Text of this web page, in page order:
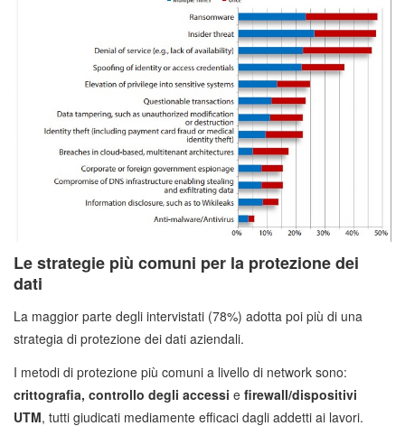
Le strategie più comuni per la protezione dei
dati
La maggior parte degli intervistati (78%) adotta poi più di una
strategia di protezione dei dati aziendali.
I metodi di protezione più comuni a livello di network sono:
crittografia, controllo degli accessi e firewall/dispositivi
UTM, tutti giudicati mediamente efficaci dagli addetti ai lavori.